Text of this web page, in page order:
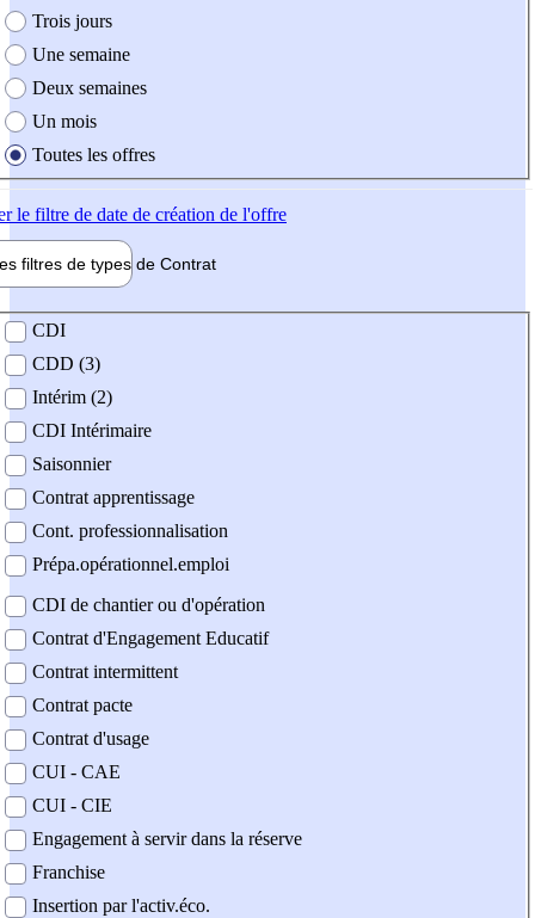
Trois jours
Une semaine
Deux semaines
Un mois
Toutes les offres
le filtre de date de création de l'offre
filtres de types de Contrat
contrat
CDI
CDD (3)
Intérim (2)
CDI Intérimaire
Saisonnier
Contrat apprentissage
Cont. professionnalisation
Prépa.opérationnel.emploi
CDI de chantier ou d'opération
Contrat d'Engagement Educatif
Contrat intermittent
Contrat pacte
Contrat d'usage
CUI - CAE
CUI - CIE
Engagement à servir dans la réserve
Franchise
Insertion par l'activ.éco.